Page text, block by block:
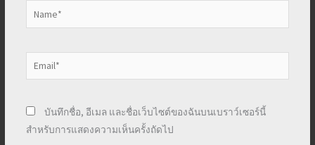
Name*
Email*
บันทึกชื่อ, อีเมล และชื่อเว็บไซต์ของฉันบนเบราว์เซอร์นี้
สำหรับการแสดงความเห็นครั้งถัดไป